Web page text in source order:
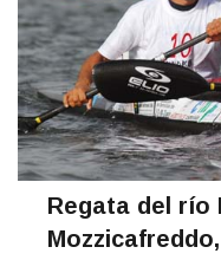
Regata del río
Viedma